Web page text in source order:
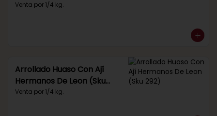
Venta por 1/4 kg.
Arrollado Huaso Con Ají
Hermanos De Leon (Sku
292)
Venta por 1/4 kg.